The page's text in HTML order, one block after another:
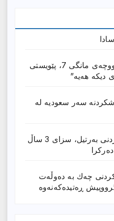
“عێراق بۆ تەواوکردنی مووچەی مانگى 7، پێویستی
سەر سعودیە لە
بەغداد.. بە تۆمەتی داواكردنی بەرتیل، سزای 3 ساڵ
چەك بە دەوڵەت
ڕەتیدەکەنەوە